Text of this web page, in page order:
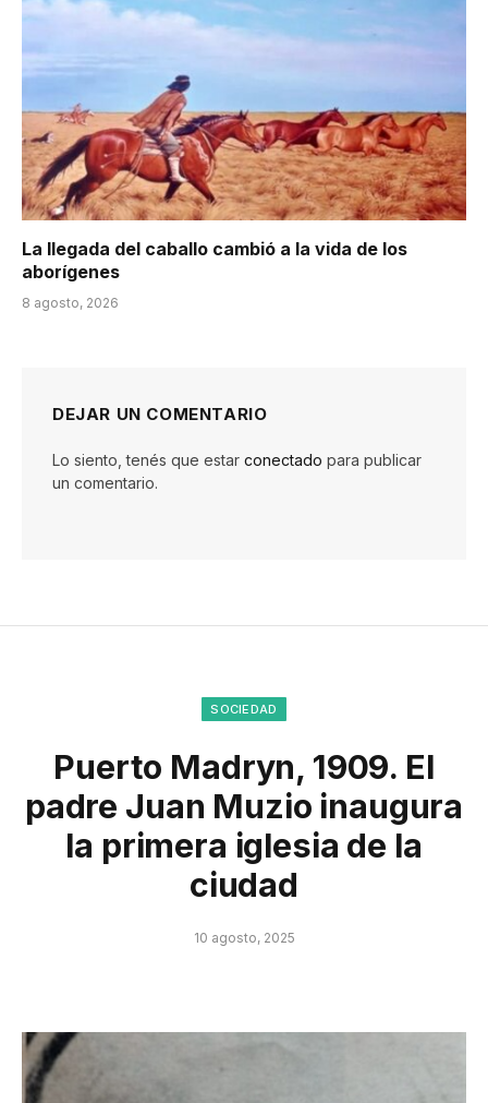
La llegada del caballo cambió a la vida de los
aborígenes
8 agosto, 2026
DEJAR UN COMENTARIO
Lo siento, tenés que estar conectado para publicar
un comentario.
SOCIEDAD
Puerto Madryn, 1909. El
padre Juan Muzio inaugura
la primera iglesia de la
ciudad
10 agosto, 2025